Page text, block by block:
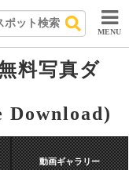
MENU
料写真ダ
Download)
動画ギャラリー